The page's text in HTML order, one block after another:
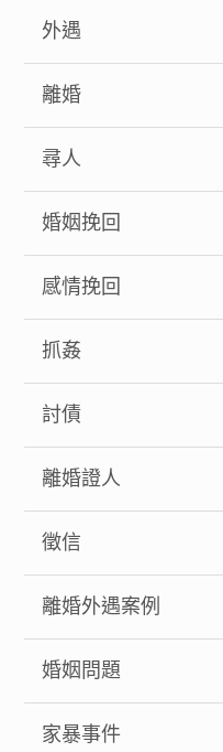
外遇
離婚
尋人
婚姻挽回
感情挽回
抓姦
討債
離婚證人
徵信
離婚外遇案例
婚姻問題
家暴事件